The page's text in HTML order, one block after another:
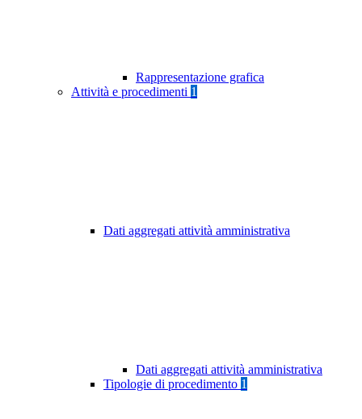
Rappresentazione grafica
Attività e procedimenti 1
Dati aggregati attività amministrativa
Dati aggregati attività amministrativa
Tipologie di procedimento 1